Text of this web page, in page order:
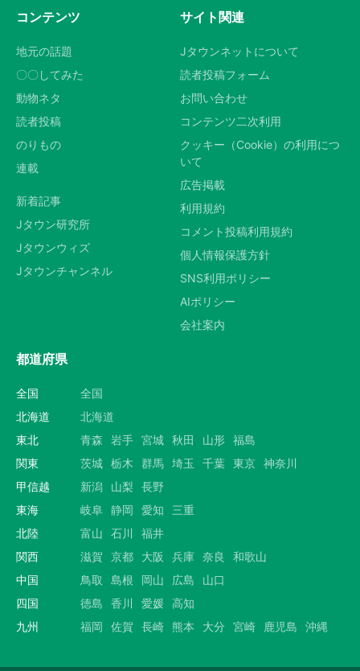
コンテンツ
地元の話題
〇〇してみた
動物ネタ
読者投稿
のりもの
連載
新着記事
Jタウン研究所
Jタウンウィズ
Jタウンチャンネル
サイト関連
Jタウンネットについて
読者投稿フォーム
お問い合わせ
コンテンツ二次利用
クッキー（Cookie）の利用につ
いて
広告掲載
利用規約
コメント投稿利用規約
個人情報保護方針
SNS利用ポリシー
AIポリシー
会社案内
都道府県
全国
全国
北海道
北海道
東北
青森 岩手 宮城 秋田 山形 福島
関東
茨城 栃木 群馬 埼玉 千葉 東京 神奈川
甲信越
新潟 山梨
長野
東海
岐阜 静岡 愛知
三重
北陸
富山 石川
福井
関西
滋賀 京都 大阪 兵庫 奈良
和歌山
中国
鳥取 島根 岡山 広島
山口
四国
徳島 香川 愛媛 高知
九州
福岡 佐賀 長崎 熊本 大分 宮崎 鹿児島 沖縄